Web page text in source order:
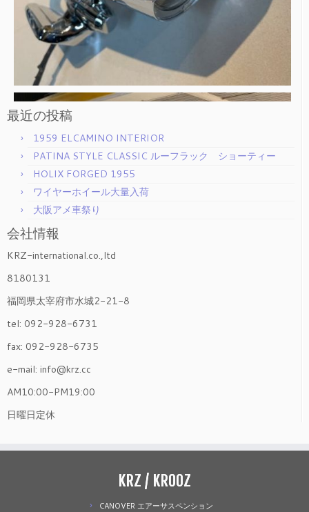
最近の投稿
1959 ELCAMINO INTERIOR
PATINA STYLE CLASSIC ルーフラック ショーティー
HOLIX FORGED 1955
ワイヤーホイール大量入荷
大阪アメ車祭り
会社情報
KRZ-international.co.,ltd
8180131
福岡県太宰府市水城2-21-8
tel: 092-928-6731
fax: 092-928-6735
e-mail: info@krz.cc
AM10:00-PM19:00
日曜日定休
KRZ / KROOZ
CANOVER エアーサスペンション